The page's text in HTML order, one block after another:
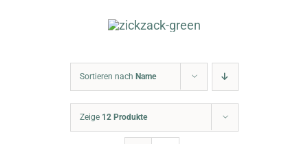
Sortieren nach Name
Zeige 12 Produkte